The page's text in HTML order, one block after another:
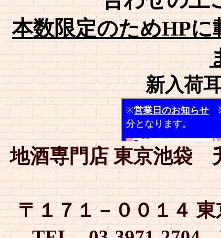
本数限定のためHP
新入荷
地酒専門店 東京池袋
〒１７１－００１４